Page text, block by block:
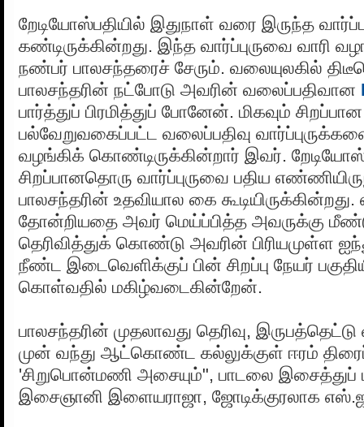
றேடியோஸ்பதியில் இதுநாள் வரை இருந்த
கண்டிருக்கின்றது. இந்த வார்ப்புருவை வாரி
நண்பர் பாலசந்தரைச் சேரும். வலையுலகில்
பாலசந்தரின் நட்போடு அவரின் வலைப்பதிவான
பார்த்துப் பிரமித்துப் போனேன். மிகவும்
பல்வேறுவகைப்பட்ட வலைப்பதிவு
வழங்கிக் கொண்டிருக்கின்றார் இவர்.
சிறப்பானதொரு வார்ப்புருவை பதிய
பாலசந்தரின் உதவியால கை
தோன்றியதை அவர் மெய்ப்பித்த அவருக்கு
தெரிவித்துக் கொண்டு அவரின் பிரியமுள்ள
நீண்ட இடைவெளிக்குப் பின் சிறப்பு நேயர்
கொள்வதில் மகிழ்வடைகின்றேன்.
பாலசந்தரின் முதலாவது தெரிவு,
முன் வந்து ஆட்கொண்ட கல்லுக்குள் ஈரம்
'சிறுபொன்மணி அசையும்", பாடலை இசைத்துப்
இசைஞானி இளையராஜா, ஜோடிக்குரலாக